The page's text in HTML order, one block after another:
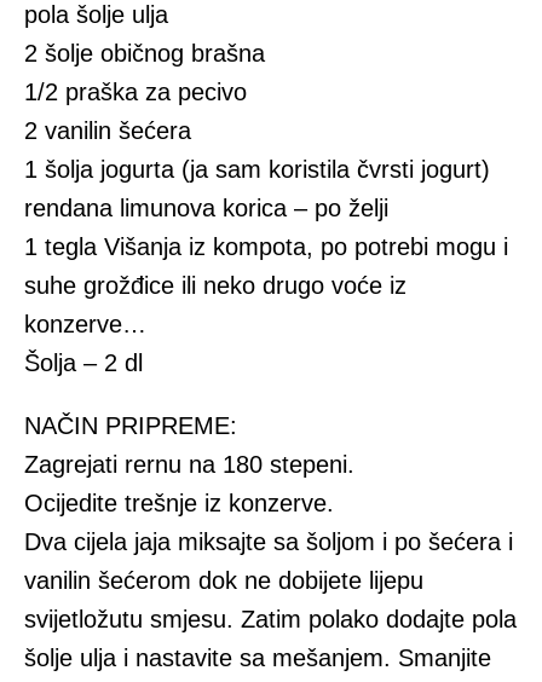
pola šolje ulja
2 šolje običnog brašna
1/2 praška za pecivo
2 vanilin šećera
1 šolja jogurta (ja sam koristila čvrsti jogurt)
rendana limunova korica – po želji
1 tegla Višanja iz kompota, po potrebi mogu i
suhe grožđice ili neko drugo voće iz
konzerve…
Šolja – 2 dl
NAČIN PRIPREME:
Zagrejati rernu na 180 stepeni.
Ocijedite trešnje iz konzerve.
Dva cijela jaja miksajte sa šoljom i po šećera i
vanilin šećerom dok ne dobijete lijepu
svijetložutu smjesu. Zatim polako dodajte pola
šolje ulja i nastavite sa mešanjem. Smanjite